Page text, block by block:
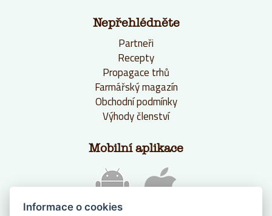
Nepřehlédněte
Partneři
Recepty
Propagace trhů
Farmářský magazín
Obchodní podmínky
Výhody členství
Mobilní aplikace
Informace o cookies